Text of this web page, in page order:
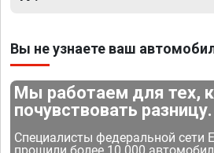
Вы не узнаете ваш
Мы работаем для тех,
почувствовать разницу.
Специалисты федеральной сети